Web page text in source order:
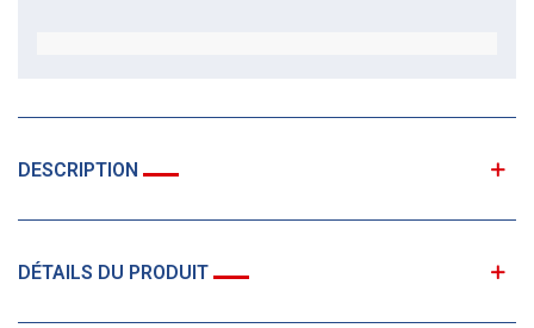
DESCRIPTION
DÉTAILS DU PRODUIT